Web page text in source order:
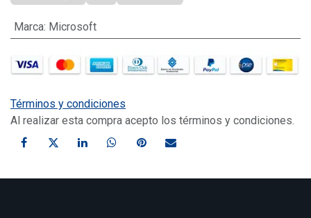
Marca: Microsoft
Términos y condiciones
Al realizar esta compra acepto los términos y condiciones.